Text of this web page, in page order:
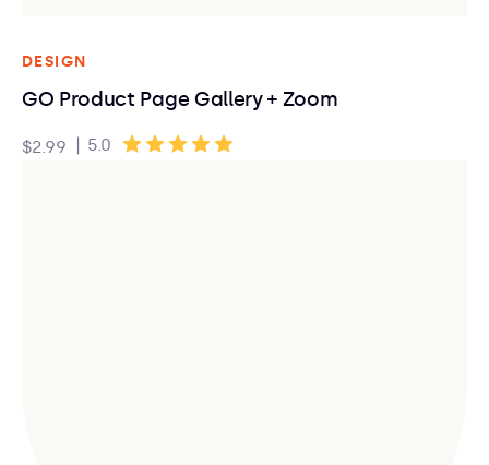
DESIGN
GO Product Page Gallery + Zoom
$2.99 5.0